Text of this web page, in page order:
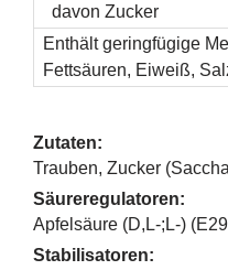
davon Zucker
Enthält geringfügige
Fettsäuren, Eiweiß,
Zutaten:
Trauben, Zucker
Säureregulatoren:
Apfelsäure (D,L-;L-)
Stabilisatoren: